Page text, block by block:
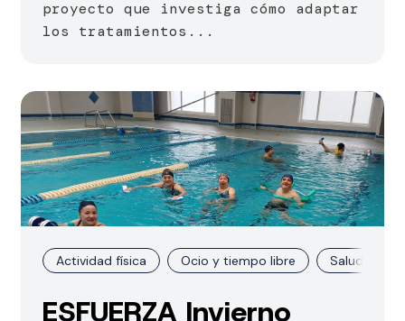
proyecto que investiga cómo adaptar
los tratamientos...
ESFUERZA Invierno
Actividad física Ocio y tiempo libre Salud